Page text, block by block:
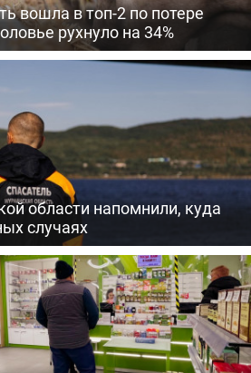
вошла в топ-2 по потере
рухнуло на 34%
области напомнили, куда
случаях